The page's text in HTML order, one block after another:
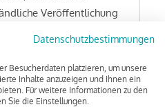
Veröffentlichung
wesentlichen
Funktion.
Datenschutzbestimmungen
Besucherdaten platzieren, um unsere
Inhalte anzuzeigen und Ihnen ein
Für weitere Informationen zu den
Sie die Einstellungen.